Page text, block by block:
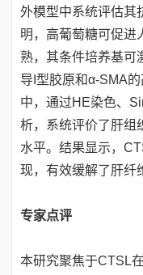
外模型中系统评估其
明，高葡萄糖可促进
熟，其条件培养基可
导I型胶原和α-SMA
中，通过HE染色、
析，系统评价了肝组
水平。结果显示，
现，有效缓解了肝纤
专家点评
本研究聚焦于CTSL